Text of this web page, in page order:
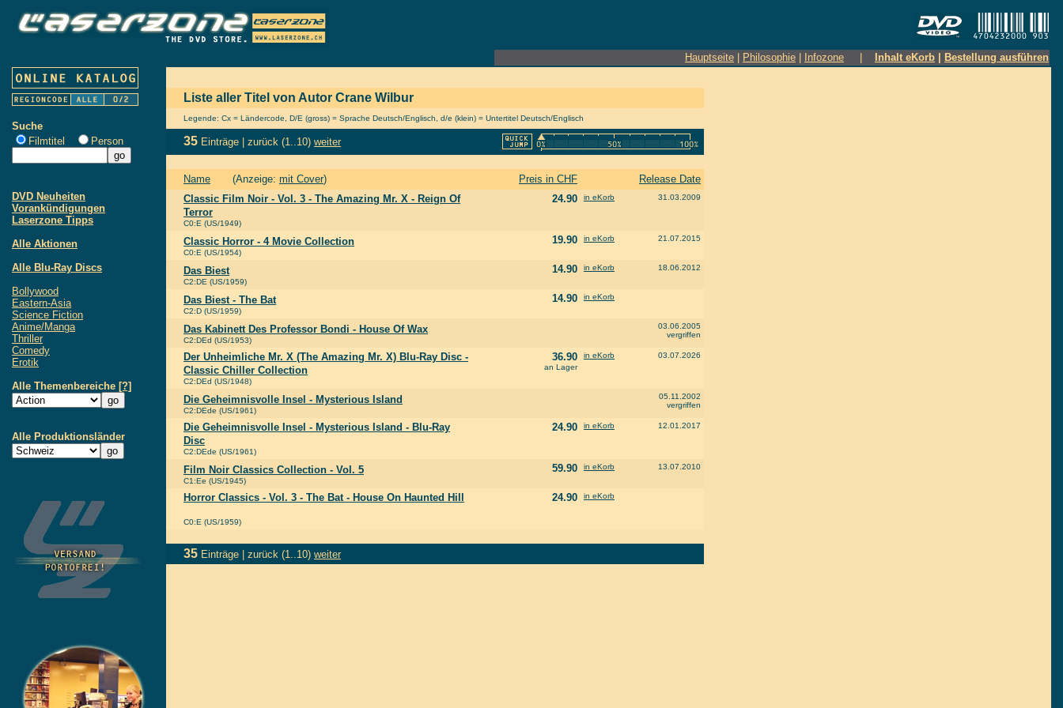
Hauptseite Philosophie Infozone Inhalt eKorb Bestellung ausführen
Suche
Filmtitel
Person
DVD Neuheiten
Vorankündigungen
Laserzone Tipps
Alle Aktionen
Alle Blu-Ray Discs
Bollywood
Eastern-Asia
Science Fiction
Anime/Manga
Thriller
Comedy
Erotik
Alle Themenbereiche [?]
Alle Produktionsländer
Liste aller Titel von Autor Crane Wilbur
Legende: Cx = Ländercode, D/E (gross) = Sprache Deutsch/Englisch, d/e (klein) = Untertitel Deutsch/Englisch
35 Einträge | zurück (1..10) weiter
Name (Anzeige: mit Cover) Preis in CHF
Release Date
Classic Film Noir - Vol. 3 - The Amazing Mr. X - Reign Of
Terror
C0:E (US/1949)
24.90 in eKorb 31.03.2009
Classic Horror - 4 Movie Collection
C0:E (US/1954)
19.90 in eKorb 21.07.2015
Das Biest
C2:DE (US/1959)
14.90 in eKorb 18.06.2012
Das Biest - The Bat
C2:D (US/1959)
14.90 in eKorb
Das Kabinett Des Professor Bondi - House Of Wax
C2:DEd (US/1953)
03.06.2005
vergriffen
Der Unheimliche Mr. X (The Amazing Mr. X) Blu-Ray Disc -
Classic Chiller Collection
C2:DEd (US/1948)
36.90
an Lager
in eKorb 03.07.2026
Die Geheimnisvolle Insel - Mysterious Island
C2:DEde (US/1961)
05.11.2002
vergriffen
Die Geheimnisvolle Insel - Mysterious Island - Blu-Ray
Disc
C2:DEde (US/1961)
24.90 in eKorb 12.01.2017
Film Noir Classics Collection - Vol. 5
C1:Ee (US/1945)
59.90 in eKorb 13.07.2010
Horror Classics - Vol. 3 - The Bat - House On Haunted Hill
C0:E (US/1959)
24.90 in eKorb
35 Einträge | zurück (1..10) weiter